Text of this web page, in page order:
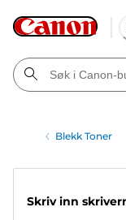
Blekk Toner
Skriv inn